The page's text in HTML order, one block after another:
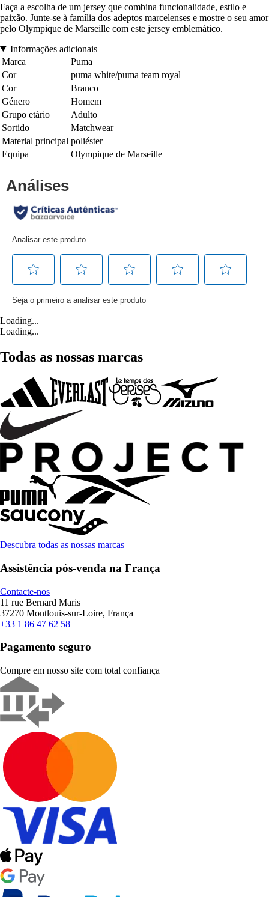
Faça a escolha de um jersey que combina funcionalidade, estilo e
paixão. Junte-se à família dos adeptos marcelenses e mostre o seu amor
pelo Olympique de Marseille com este jersey emblemático.
Informações adicionais
Marca
Puma
Cor
puma white/puma team royal
Cor
Branco
Género
Homem
Grupo etário
Adulto
Sortido
Matchwear
Material principal poliéster
Equipa
Olympique de Marseille
Loading...
Loading...
Todas as nossas marcas
Descubra todas as nossas marcas
Assistência pós-venda na França
Contacte-nos
11 rue Bernard Maris
37270 Montlouis-sur-Loire, França
+33 1 86 47 62 58
Pagamento seguro
Compre em nosso site com total confiança